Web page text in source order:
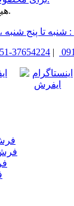
هیچ محصولی پیدا نشد.
تا پنج شنبه ، 9 تا 20
37654224 |